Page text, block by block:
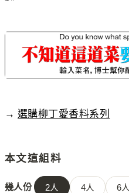
→ 選購柳丁愛香料系列
本文這組料
幾人份 2人 4人 6人